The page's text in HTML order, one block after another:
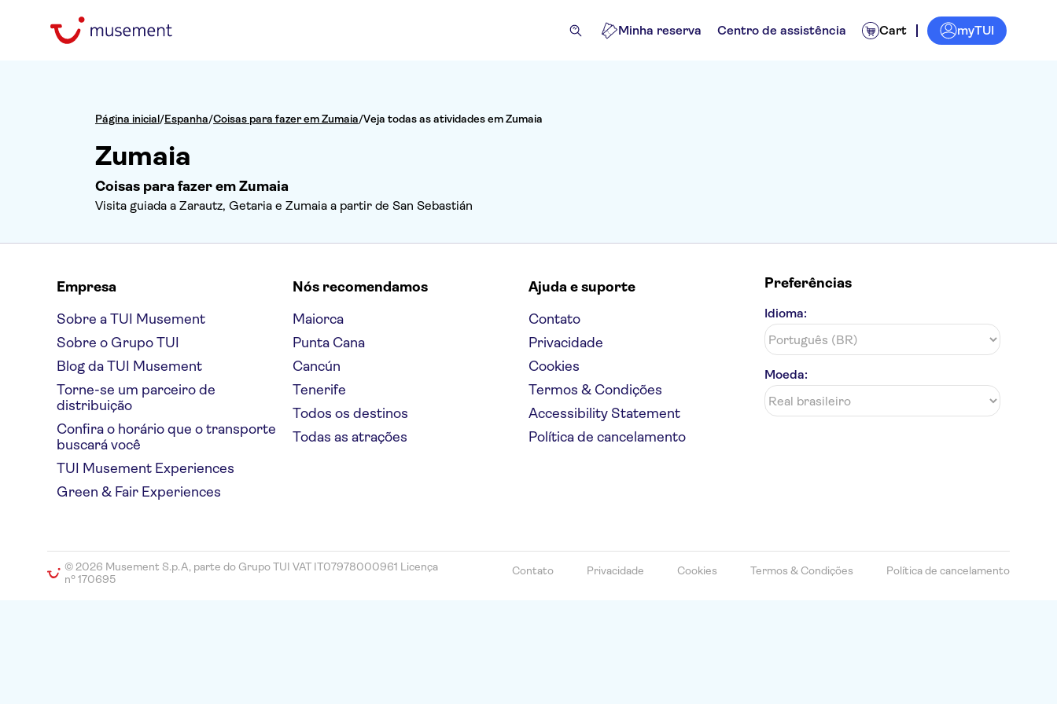
Minha reserva Centro de assistência Cart myTUI
Página inicial/Espanha/Coisas para fazer em Zumaia/Veja todas as atividades em Zumaia
Zumaia
Coisas para fazer em Zumaia
Visita guiada a Zarautz, Getaria e Zumaia a partir de San Sebastián
Empresa
Sobre a TUI Musement
Sobre o Grupo TUI
Blog da TUI Musement
Torne-se um parceiro de
distribuição
Confira o horário que o transporte
buscará você
TUI Musement Experiences
Green & Fair Experiences
Nós recomendamos
Maiorca
Punta Cana
Cancún
Tenerife
Todos os destinos
Todas as atrações
Ajuda e suporte
Contato
Privacidade
Cookies
Termos & Condições
Accessibility Statement
Política de cancelamento
Preferências
Idioma:
Moeda:
© 2026 Musement S.p.A, parte do Grupo TUI VAT IT07978000961 Licença
nº 170695
Contato Privacidade Cookies Termos & Condições Política de cancelamento